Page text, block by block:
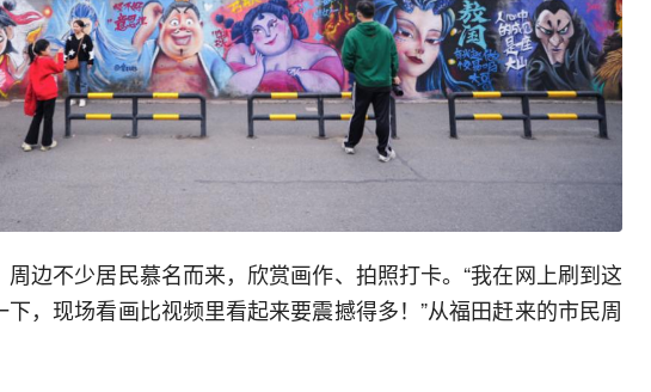
边不少居民慕名而来，欣赏画作、拍照打卡。“我在网上刷到这
，现场看画比视频里看起来要震撼得多！”从福田赶来的市民周